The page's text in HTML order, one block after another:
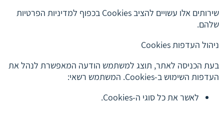
שירותים אלו עשויים להציב Cookies בכפוף למדיניות הפרטיות
שלהם.
ניהול העדפות Cookies
בעת הכניסה לאתר, תוצג למשתמש הודעה המאפשרת לנהל את
העדפות השימוש ב-Cookies. המשתמש רשאי:
לאשר את כל סוגי ה-Cookies.